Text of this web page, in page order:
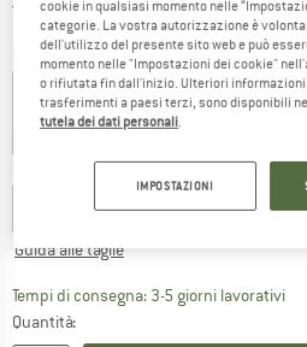
Nessuna spesa di spedizione
Colore:Cardboard
Scegli la taglia:
S M L
Guida alle taglie
Tempi di consegna: 3-5 giorni lavorativiIl
Quantità:
cookie in qualsiasi momento nelle
categorie. La vostra autorizzazione è
dell'utilizzo del presente sito web e può
momento nelle "Impostazioni dei cookie"
o rifiutata fin dall'inizio. Ulteriori
trasferimenti a paesi terzi, sono disponibili
tutela dei dati personali
IMPOSTAZIONI